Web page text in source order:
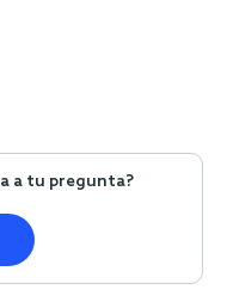
a tu pregunta?